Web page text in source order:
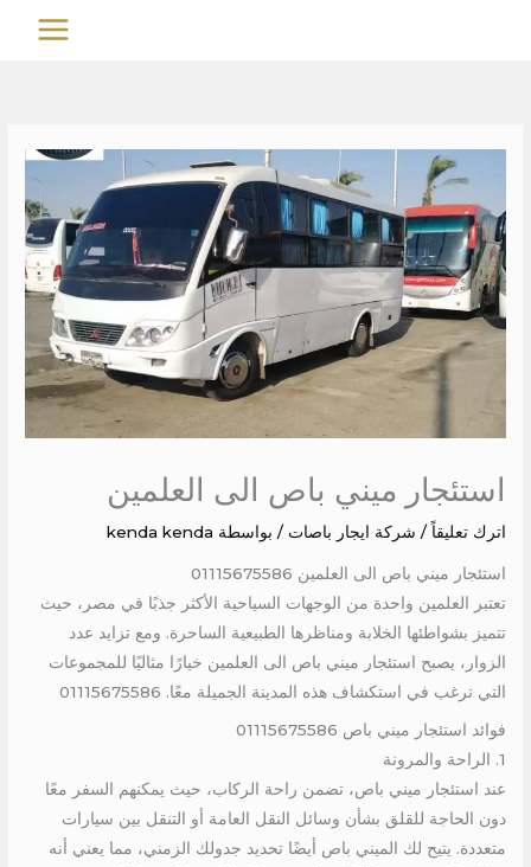
MAIN
استئجار ميني باص الى العلمين
اترك تعليقاً / شركة ايجار باصات / بواسطة kenda kenda
استئجار ميني باص الى العلمين 01115675586
تعتبر العلمين واحدة من الوجهات السياحية الأكثر جذبًا في مصر، حيث
تتميز بشواطئها الخلابة ومناظرها الطبيعية الساحرة. ومع تزايد عدد
الزوار، يصبح استئجار ميني باص الى العلمين خيارًا مثاليًا للمجموعات
التي ترغب في استكشاف هذه المدينة الجميلة معًا. 01115675586
فوائد استئجار ميني باص 01115675586
1. الراحة والمرونة
عند استئجار ميني باص، تضمن راحة الركاب، حيث يمكنهم السفر معًا
دون الحاجة للقلق بشأن وسائل النقل العامة أو التنقل بين سيارات
متعددة. يتيح لك الميني باص أيضًا تحديد جدولك الزمني، مما يعني أنه